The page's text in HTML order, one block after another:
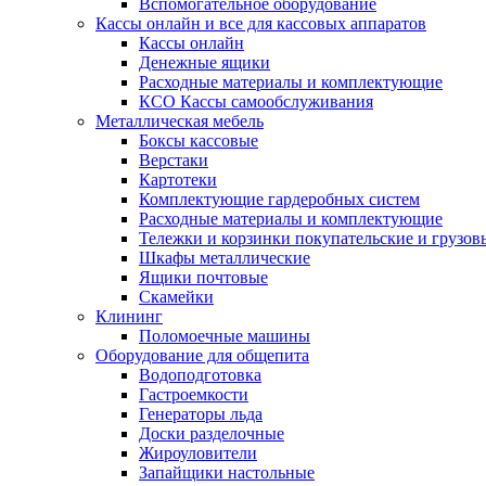
Вспомогательное оборудование
Кассы онлайн и все для кассовых аппаратов
Кассы онлайн
Денежные ящики
Расходные материалы и комплектующие
КСО Кассы самообслуживания
Металлическая мебель
Боксы кассовые
Верстаки
Картотеки
Комплектующие гардеробных систем
Расходные материалы и комплектующие
Тележки и корзинки покупательские и
Шкафы металлические
Ящики почтовые
Скамейки
Клининг
Поломоечные машины
Оборудование для общепита
Водоподготовка
Гастроемкости
Генераторы льда
Доски разделочные
Жироуловители
Запайщики настольные